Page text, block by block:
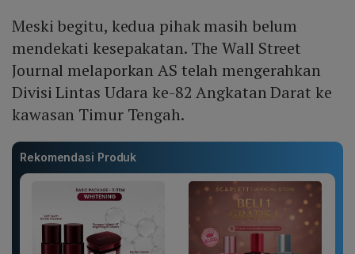
Meski begitu, kedua pihak masih belum
mendekati kesepakatan. The Wall Street
Journal melaporkan AS telah mengerahkan
Divisi Lintas Udara ke-82 Angkatan Darat ke
kawasan Timur Tengah.
Rekomendasi Produk